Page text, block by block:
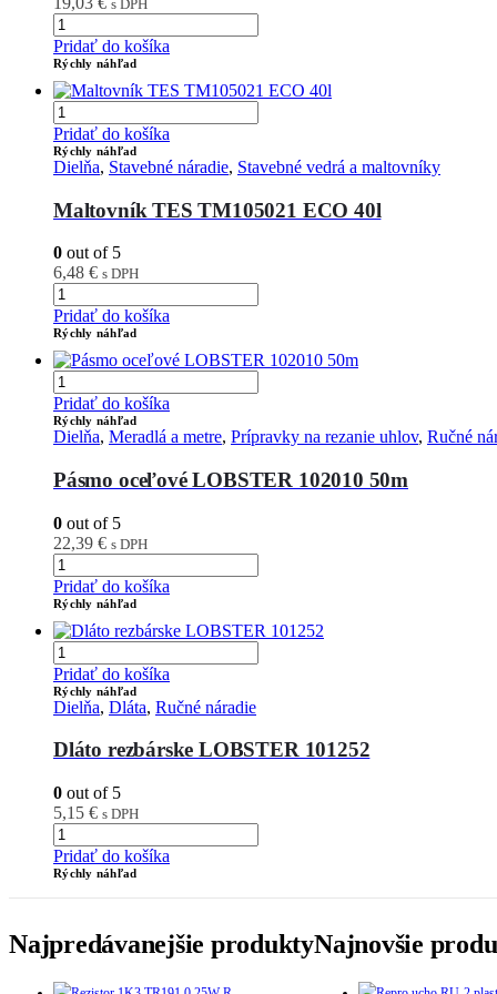
s DPH
Pridať do košíka
Rýchly náhľad
Pridať do košíka
Rýchly náhľad
Dielňa, Stavebné náradie, Stavebné vedrá a maltovníky
Maltovník TES TM105021 ECO 40l
0 out of 5
6,48 € s DPH
Pridať do košíka
Rýchly náhľad
Pridať do košíka
Rýchly náhľad
Dielňa, Meradlá a metre, Prípravky na rezanie uhlov, Ručné
Pásmo oceľové LOBSTER 102010 50m
0 out of 5
22,39 € s DPH
Pridať do košíka
Rýchly náhľad
Pridať do košíka
Rýchly náhľad
Dielňa, Dláta, Ručné náradie
Dláto rezbárske LOBSTER 101252
0 out of 5
5,15 € s DPH
Pridať do košíka
Rýchly náhľad
Najpredávanejšie produktyNajnovšie